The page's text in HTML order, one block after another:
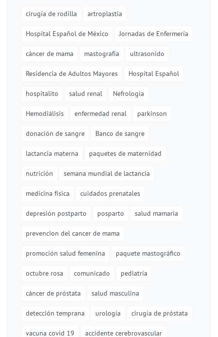
cirugía de rodilla artroplastia
Hospital Español de México Jornadas de Enfermería
cáncer de mama mastografía ultrasonido
Residencia de Adultos Mayores Hospital Español
hospitalito salud renal Nefrología
Hemodiálisis enfermedad renal parkinson
donación de sangre Banco de sangre
lactancia materna paquetes de maternidad
nutrición semana mundial de lactancia
medicina física cuidados prenatales
depresión postparto posparto salud mamaria
prevencion del cancer de mama
promoción salud femenina paquete mastográfico
octubre rosa comunicado pediatría
cáncer de próstata salud masculina
detección temprana urología cirugía de próstata
vacuna covid 19 accidente cerebrovascular